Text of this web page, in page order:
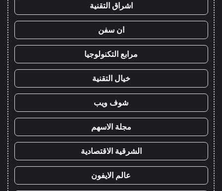
اشراق التقنية
ان سفن
مرابع التكنولوجيا
خيال التقنية
شوف ويب
مجلة الاسهم
الشرقية الاقتصادية
عالم الايفون